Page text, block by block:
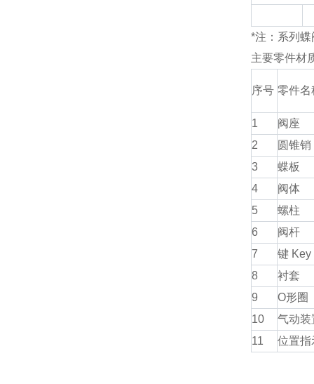
*注：系列
主要零件材
序号 零件
1
阀座
2
圆锥销
3
蝶板
4
阀体
5
螺柱
6
阀杆
7
键 Key
8
衬套
9
O形圈
10
气动
11
位置